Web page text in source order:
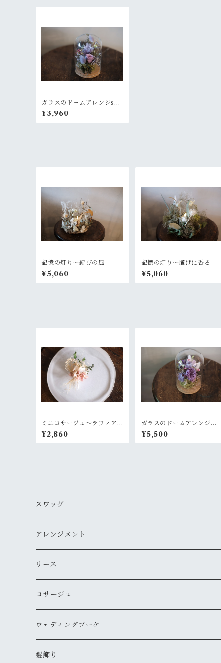
ガラスのドームアレンジs〜
ラベンダーパープル
¥3,960
記憶の灯り〜綻びの風
¥5,060
記憶の灯り〜朧げに香る
¥5,060
ミニコサージュ〜ラフィア
とピンク
¥2,860
ガラスのドームアレンジM-
ラベンダー+ピリッとピンク
¥5,500
スワッグ
アレンジメント
リース
コサージュ
ウェディングブーケ
髪飾り